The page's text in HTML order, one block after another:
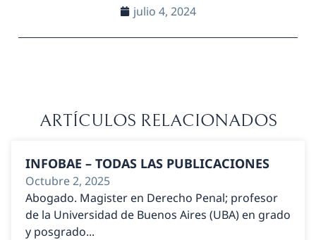
julio 4, 2024
ARTÍCULOS RELACIONADOS
INFOBAE – TODAS LAS PUBLICACIONES
Octubre 2, 2025
Abogado. Magister en Derecho Penal; profesor
de la Universidad de Buenos Aires (UBA) en grado
y posgrado...